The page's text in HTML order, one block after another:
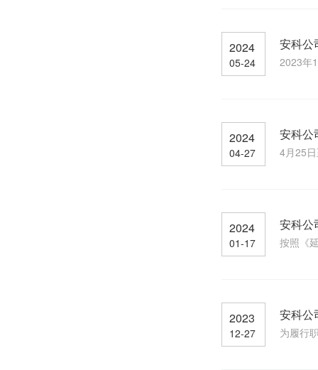
2024
05-24
安科公
2023年
2024
04-27
安科公
4月25
2024
01-17
安科公
按照《
2023
12-27
安科公
为履行